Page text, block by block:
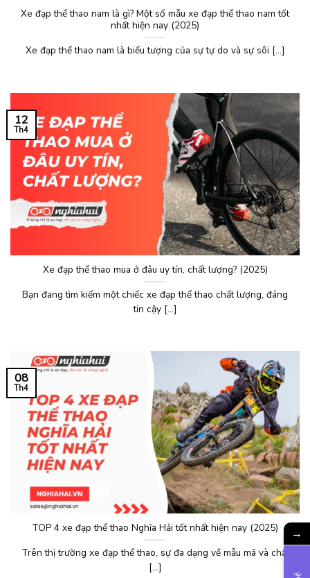
Xe đạp thể thao nam là gì? Một số mẫu xe đạp thể thao nam tốt
nhất hiện nay (2025)
Xe đạp thể thao nam là biểu tượng của sự tự do và sự sôi [...]
Xe đạp thể thao mua ở đâu uy tín, chất lượng? (2025)
Bạn đang tìm kiếm một chiếc xe đạp thể thao chất lượng, đáng
tin cậy [...]
12
Th4
TOP 4 xe đạp thể thao Nghĩa Hải tốt nhất hiện nay (2025)
Trên thị trường xe đạp thể thao, sự đa dạng về mẫu mã và chất
[...]
08
Th4
→